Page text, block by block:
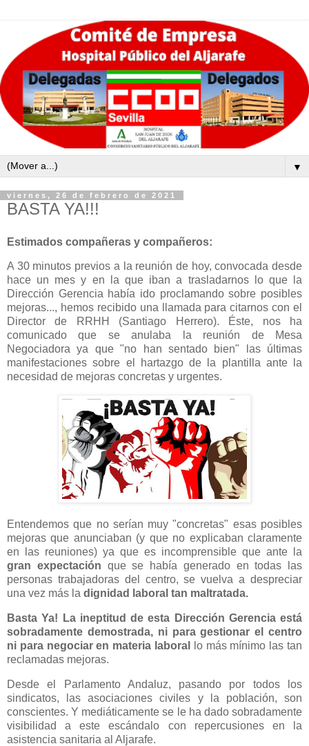
▼
viernes, 26 de febrero de 2021
BASTA YA!!!
Estimados compañeras y compañeros:
A 30 minutos previos a la reunión de hoy, convocada desde
hace un mes y en la que iban a trasladarnos lo que la
Dirección Gerencia había ido proclamando sobre posibles
mejoras..., hemos recibido una llamada para citarnos con el
Director de RRHH (Santiago Herrero). Éste, nos ha
comunicado que se anulaba la reunión de Mesa
Negociadora ya que "no han sentado bien" las últimas
manifestaciones sobre el hartazgo de la plantilla ante la
necesidad de mejoras concretas y urgentes.
Entendemos que no serían muy "concretas" esas posibles
mejoras que anunciaban (y que no explicaban claramente
en las reuniones) ya que es incomprensible que ante la
gran expectación que se había generado en todas las
personas trabajadoras del centro, se vuelva a despreciar
una vez más la dignidad laboral tan maltratada.
Basta Ya!
La ineptitud de esta Dirección Gerencia está
sobradamente demostrada, ni para gestionar el centro
ni para negociar en materia laboral
lo más mínimo las tan
reclamadas mejoras.
Desde el Parlamento Andaluz, pasando por todos los
sindicatos, las asociaciones civiles y la población, son
conscientes. Y mediáticamente se le ha dado sobradamente
visibilidad a este escándalo con repercusiones en la
asistencia sanitaria al Aljarafe.